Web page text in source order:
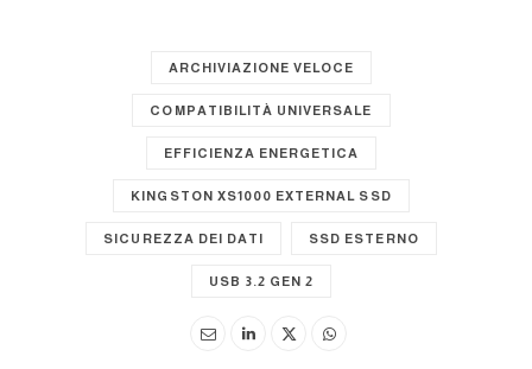
ARCHIVIAZIONE VELOCE
COMPATIBILITÀ UNIVERSALE
EFFICIENZA ENERGETICA
KINGSTON XS1000 EXTERNAL SSD
SICUREZZA DEI DATI SSD ESTERNO
USB 3.2 GEN 2